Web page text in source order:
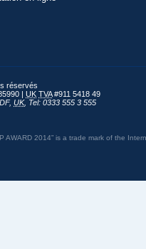
réservés
| UK TVA#911 5418 49
, UK, Tel: 0333 555 3 555
AWARD 2014” is a trade mark of the